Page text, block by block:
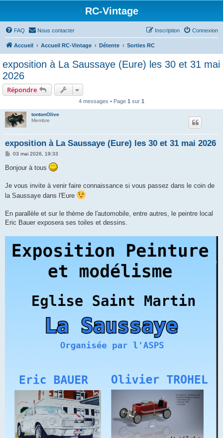
RC-Vintage
FAQ Nous contacter Connexion
Inscription
Accueil Accueil RC-Vintage Détente Sorties RC
exposition à La Saussaye (Eure) les 30 et 31 mai
2026
Répondre
4 messages • Page 1 sur 1
tontonOlive
Membre
exposition à La Saussaye (Eure) les 30 et 31 mai 2026
M
s
e
03 mai 2026, 19:33
Bonjour à tous
Je vous invite à venir faire connaissance si vous passez dans le coin de
la Saussaye dans l'Eure
En parallèle et sur le thème de l'automobile, entre autres, le peintre local
Eric Bauer exposera ses toiles et dessins.